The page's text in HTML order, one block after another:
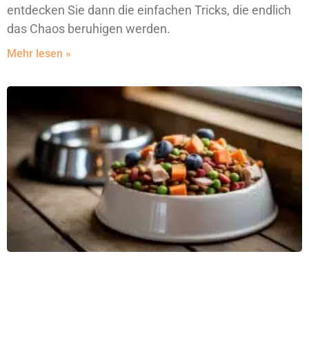
entdecken Sie dann die einfachen Tricks, die endlich
das Chaos beruhigen werden.
Mehr lesen »